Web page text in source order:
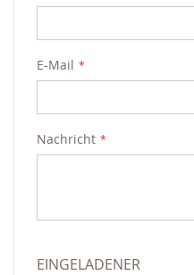
E-Mail
Nachricht
EINGELADENER